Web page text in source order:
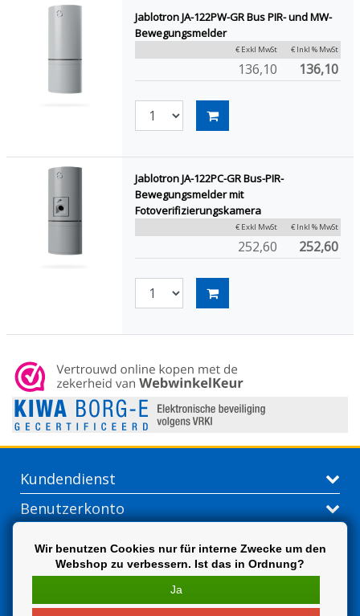
Jablotron JA-122PW-GR Bus PIR- und MW-
Bewegungsmelder
€ Exkl MwSt € Inkl % MwSt
136,10 136,10
Jablotron JA-122PC-GR Bus-PIR-
Bewegungsmelder mit
Fotoverifizierungskamera
€ Exkl MwSt € Inkl % MwSt
252,60 252,60
Kundendienst
Benutzerkonto
Extra
Wir benutzen Cookies nur für interne Zwecke um den
Webshop zu verbessern. Ist das in Ordnung?
Ja